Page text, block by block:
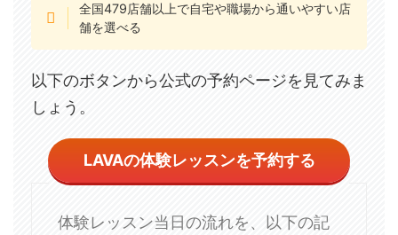
全国479店舗以上で自宅や職場から通いやすい店
舗を選べる
以下のボタンから公式の予約ページを見てみま
しょう。
LAVAの体験レッスンを予約する
体験レッスン当日の流れを、以下の記